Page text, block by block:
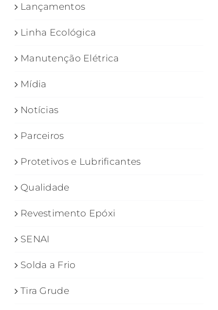
Lançamentos
Linha Ecológica
Manutenção Elétrica
Mídia
Notícias
Parceiros
Protetivos e Lubrificantes
Qualidade
Revestimento Epóxi
SENAI
Solda a Frio
Tira Grude